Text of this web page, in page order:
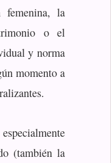
femenina, la
o el
y norma
momento a
(también la